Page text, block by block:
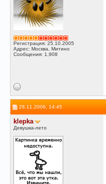
Регистрация: 25.10.2005
Адрес: Москва, Митино
Сообщения: 1,908
28.11.2006, 14:45
klepka
Девушка-лето